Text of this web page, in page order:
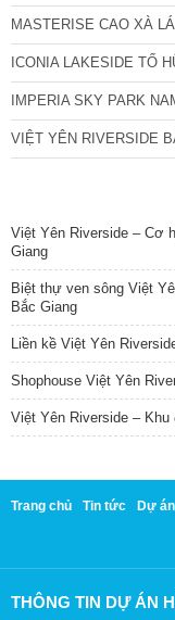
MASTERISE CAO XÀ
ICONIA LAKESIDE TỐ
IMPERIA SKY PARK
VIỆT YÊN RIVERSIDE
Việt Yên Riverside – Cơ
Giang
Biệt thự ven sông Việt
Bắc Giang
Liền kề Việt Yên
Shophouse Việt Yên
Việt Yên Riverside –
Trang chủ Tin tức Dự án
THÔNG TIN DỰ ÁN